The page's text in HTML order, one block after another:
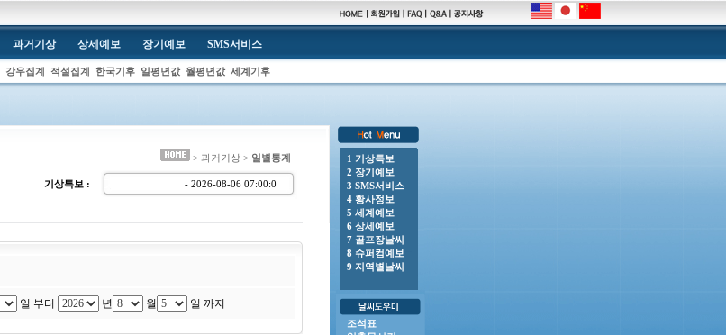
과거기상 상세예보 장기예보 SMS서비스
강우집계 적설집계 한국기후 일평년값 월평년값 세계기후
> 과거기상 > 일별통계
기상특보 : - 2026-08-06 07:00:00 o 풍랑주의보 : 남해동부바깥먼바다, 제주도남쪽바깥먼바다 o 폭염중대경보 : 경기도(광명, 안산,
1 기상특보
2 장기예보
3 SMS서비스
4 황사정보
5 세계예보
6 상세예보
7 골프장날씨
8 슈퍼컴예보
9 지역별날씨
조석표
일 부터 년 월 일 까지